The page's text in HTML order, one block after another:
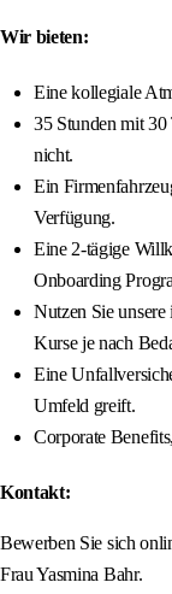
Wir bieten:
Eine kollegiale
35 Stunden mit 30
nicht.
Ein
Verfügung.
Eine 2-tägige
Onboarding
Nutzen Sie
Kurse je nach
Eine
Umfeld greift.
Corporate
Kontakt:
Bewerben Sie sich
Frau Yasmina Bahr.